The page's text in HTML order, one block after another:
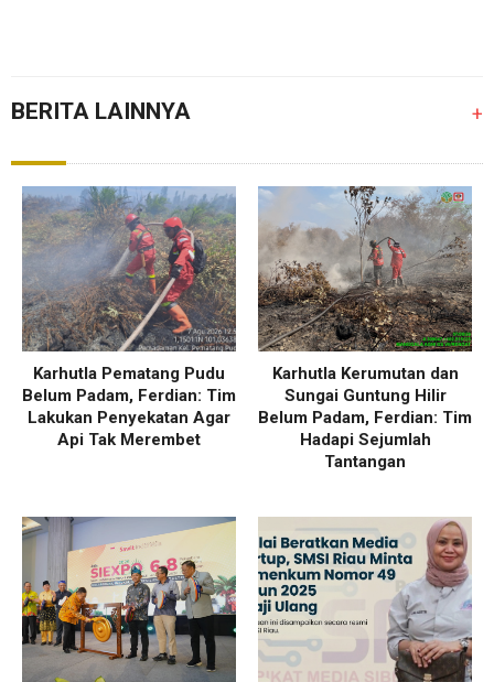
BERITA LAINNYA +
Karhutla Pematang Pudu
Belum Padam, Ferdian: Tim
Lakukan Penyekatan Agar
Api Tak Merembet
Karhutla Kerumutan dan
Sungai Guntung Hilir
Belum Padam, Ferdian: Tim
Hadapi Sejumlah
Tantangan